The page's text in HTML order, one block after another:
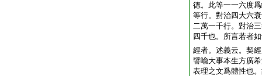
徳。此等一一六度
等行。對治四大六
二萬一千行。對治
四千也。所言若者
經者。述義云。契
譬喩大事本生方廣
表理之文爲體性也